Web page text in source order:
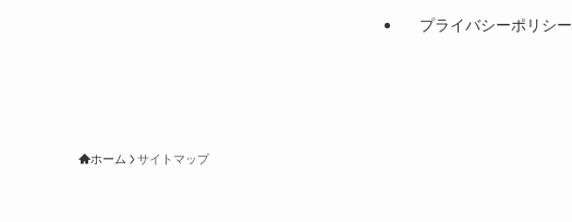
プライバシーポリシー
ホーム サイトマップ